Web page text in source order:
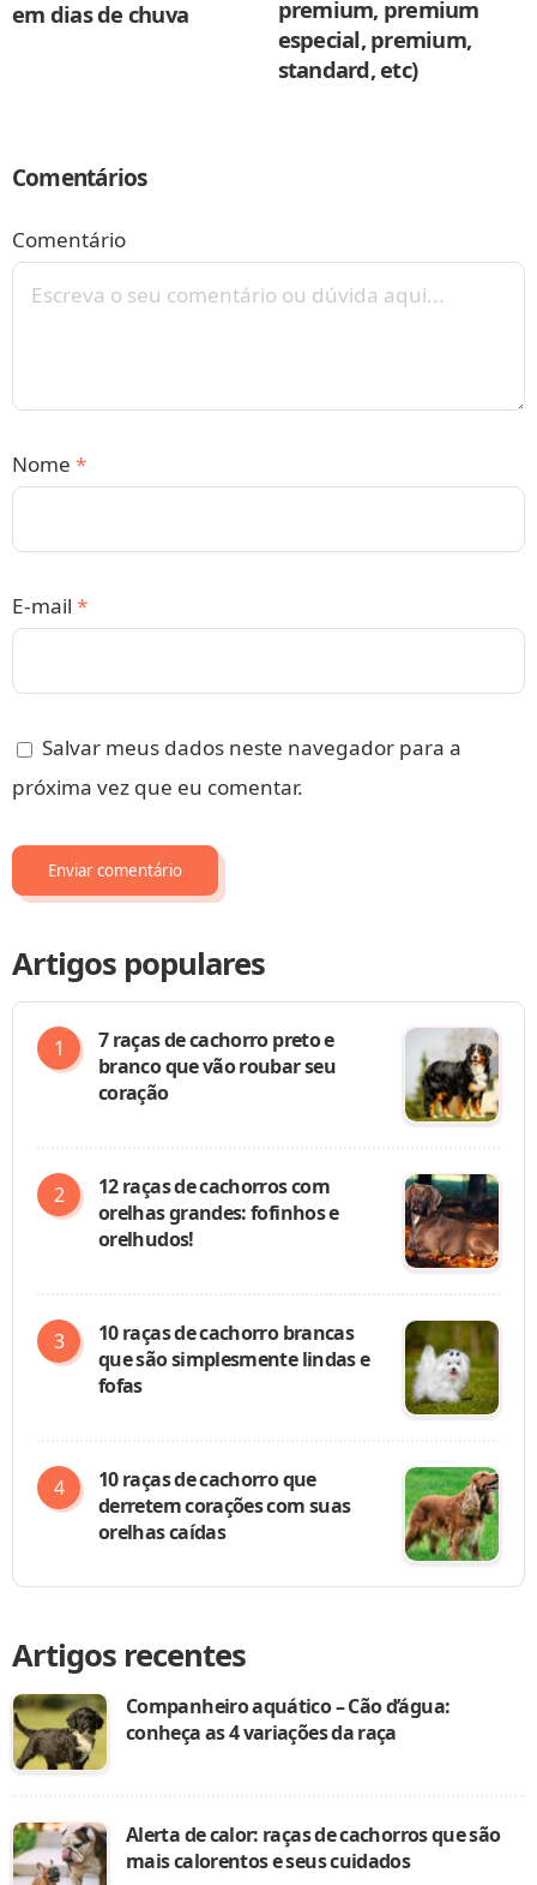
em dias de chuva
premium, premium
especial, premium,
standard, etc)
Comentários
Comentário
Nome *
E-mail *
Salvar meus dados neste navegador para a
próxima vez que eu comentar.
Artigos populares
7 raças de cachorro preto e
branco que vão roubar seu
coração
12 raças de cachorros com
orelhas grandes: fofinhos e
orelhudos!
10 raças de cachorro brancas
que são simplesmente lindas e
fofas
10 raças de cachorro que
derretem corações com suas
orelhas caídas
Artigos recentes
Companheiro aquático – Cão d’água:
conheça as 4 variações da raça
Alerta de calor: raças de cachorros que são
mais calorentos e seus cuidados